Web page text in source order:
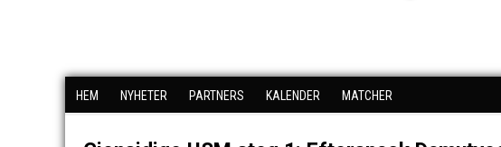
HEM NYHETER PARTNERS KALENDER MATCHER